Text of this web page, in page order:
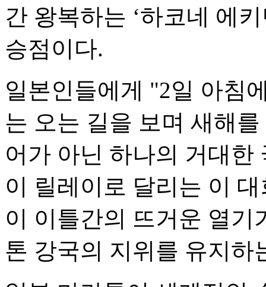
간 왕복하는 ‘하코네 에
승점이다.
일본인들에게 "2일 아침
는 오는 길을 보며 새해
어가 아닌 하나의 거대한
이 릴레이로 달리는 이
이 이틀간의 뜨거운 열기
톤 강국의 지위를 유지하